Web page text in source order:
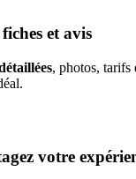
et avis
, photos, tarifs
votre